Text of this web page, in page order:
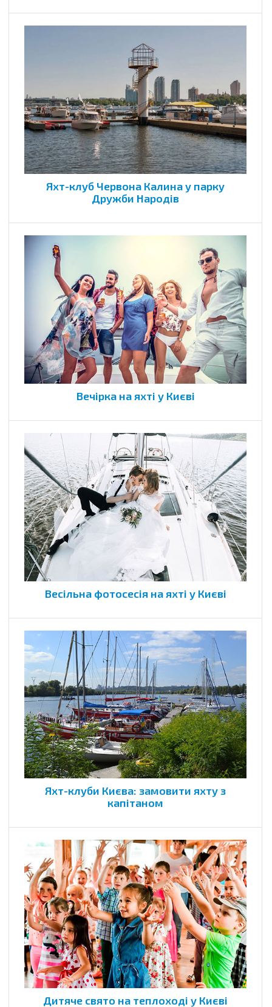
Яхт-клуб Червона Калина у парку
Дружби Народів
Вечірка на яхті у Києві
Весільна фотосесія на яхті у Києві
Яхт-клуби Києва: замовити яхту з
капітаном
Дитяче свято на теплоході у Києві